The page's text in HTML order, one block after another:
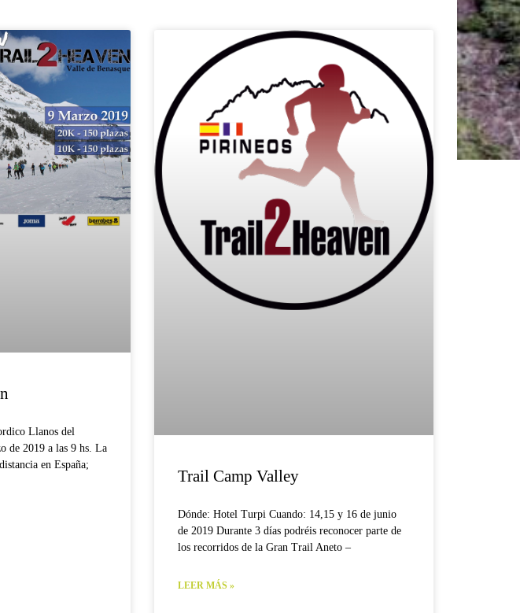
Llanos del
de 2019 a las 9 hs. La
en España;
Trail Camp Valley
Dónde: Hotel Turpi Cuando: 14,15 y 16 de junio
de 2019 Durante 3 días podréis reconocer parte de
los recorridos de la Gran Trail Aneto –
LEER MÁS »